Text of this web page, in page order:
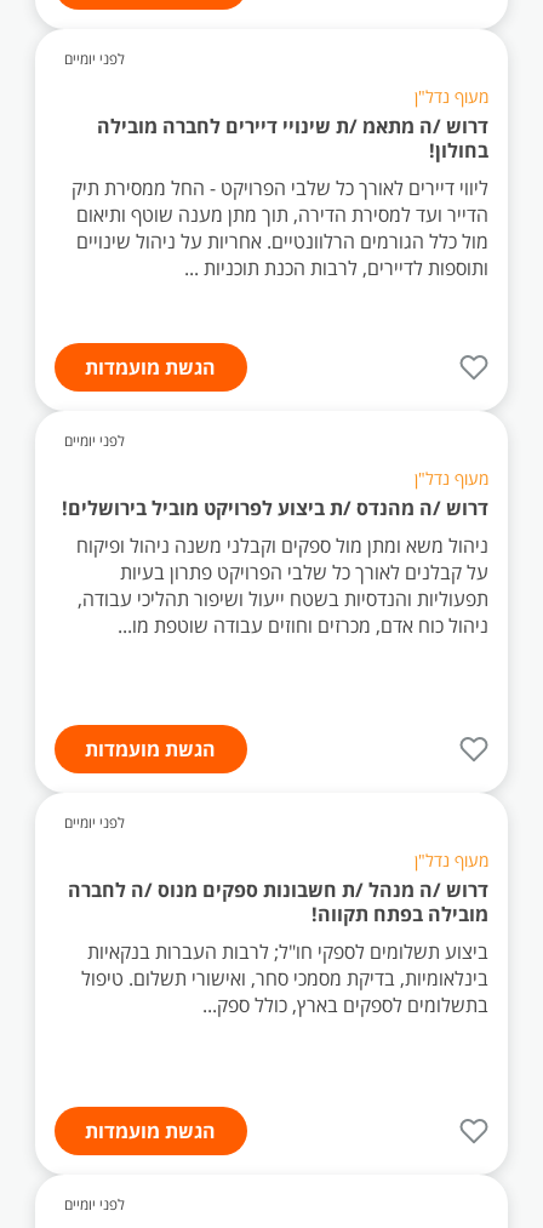
לפני יומיים
מעוף נדל"ן
דרוש /ה מתאמ /ת שינויי דיירים לחברה מובילה
בחולון!
ליווי דיירים לאורך כל שלבי הפרויקט - החל ממסירת תיק
הדייר ועד למסירת הדירה, תוך מתן מענה שוטף ותיאום
מול כלל הגורמים הרלוונטיים. אחריות על ניהול שינויים
ותוספות לדיירים, לרבות הכנת תוכניות ...
הגשת מועמדות
לפני יומיים
מעוף נדל"ן
דרוש /ה מהנדס /ת ביצוע לפרויקט מוביל בירושלים!
ניהול משא ומתן מול ספקים וקבלני משנה ניהול ופיקוח
על קבלנים לאורך כל שלבי הפרויקט פתרון בעיות
תפעוליות והנדסיות בשטח ייעול ושיפור תהליכי עבודה,
ניהול כוח אדם, מכרזים וחוזים עבודה שוטפת מו...
הגשת מועמדות
לפני יומיים
מעוף נדל"ן
דרוש /ה מנהל /ת חשבונות ספקים מנוס /ה לחברה
מובילה בפתח תקווה!
ביצוע תשלומים לספקי חו"ל; לרבות העברות בנקאיות
בינלאומיות, בדיקת מסמכי סחר, ואישורי תשלום. טיפול
בתשלומים לספקים בארץ, כולל ספק...
הגשת מועמדות
לפני יומיים